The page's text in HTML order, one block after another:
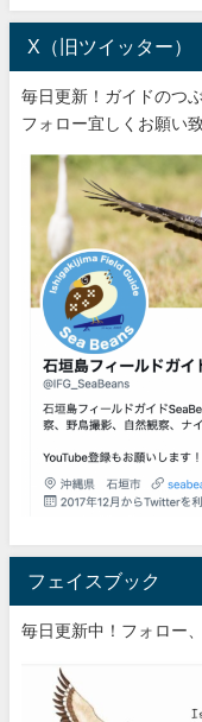
X（旧ツイッター）
毎日更新！ガイドのつ
フォロー宜しくお願い
フェイスブック
毎日更新中！フォロー